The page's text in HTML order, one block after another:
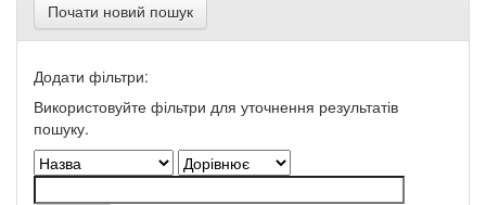
Почати новий пошук
Додати фільтри:
Використовуйте фільтри для уточнення результатів
пошуку.